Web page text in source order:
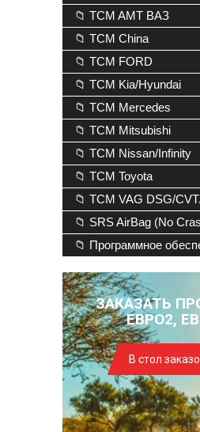
📁 TCM AMT ВАЗ
📁 TCM China
📁 TCM FORD
📁 TCM Kia/Hyundai
📁 TCM Mercedes
📁 TCM Mitsubishi
📁 TCM Nissan/Infinity
📁 TCM Toyota
📁 TCM VAG DSG/
📁 SRS AirBag (No
📁 Программное
ЗАКАЗАТЬ
ЕВРО2,
В стол